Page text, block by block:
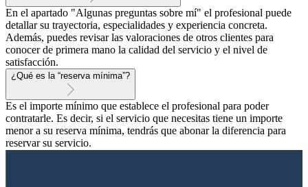
En el apartado "Algunas preguntas sobre mí" el profesional puede
detallar su trayectoria, especialidades y experiencia concreta.
Además, puedes revisar las valoraciones de otros clientes para
conocer de primera mano la calidad del servicio y el nivel de
satisfacción.
¿Qué es la “reserva mínima”?
Es el importe mínimo que establece el profesional para poder
contratarle. Es decir, si el servicio que necesitas tiene un importe
menor a su reserva mínima, tendrás que abonar la diferencia para
reservar su servicio.